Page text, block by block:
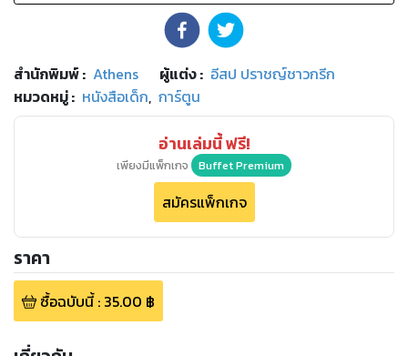
สำนักพิมพ์: Athens ผู้แต่ง : อีสป ปราชญ์ชาวกรีก
หมวดหมู่: หนังสือเด็ก, การ์ตูน
อ่านเล่มนี้ ฟรี!
เพียงมีแพ็กเกจ Buffet Premium
สมัครแพ็กเกจ
ราคา
ซื้อฉบับนี้: 35.00 ฿